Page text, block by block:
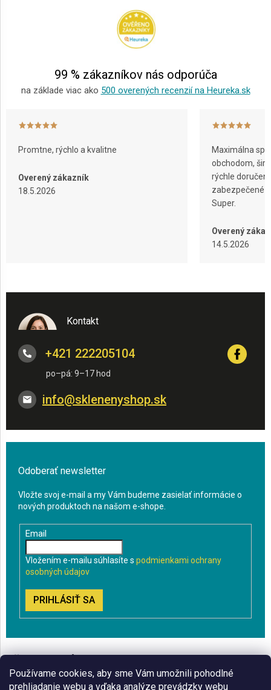
Používame cookies, aby sme Vám umožnili pohodlné
prehliadanie webu a vďaka analýze prevádzky webu
99 % zákazníkov nás odporúča
na základe viac ako 500 overených recenzií na Heureka.sk
Promtne, rýchlo a kvalitne
Overený zákazník
18.5.2026
Maximálna
obchodom,
rýchle
zabezpečené
Super.
Overený
14.5.2026
Kontakt
info@sklenenyshop.sk
+421 222205104
Odoberať newsletter
Vložte svoj e-mail a my Vám budeme zasielať informácie o
nových produktoch na našom e-shope.
Email
Vložením e-mailu súhlasíte s podmienkami ochrany
osobných údajov
PRIHLÁSIŤ SA
BLOG